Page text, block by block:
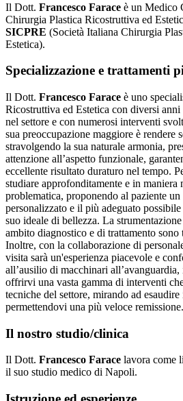
Il Dott. Francesco Farace è un Medico
Chirurgia Plastica Ricostruttiva ed
SICPRE (Società Italiana Chirurgia
Estetica).
Specializzazione e trattamenti
Il Dott. Francesco Farace è uno
Ricostruttiva ed Estetica con diversi
nel settore e con numerosi interventi
sua preoccupazione maggiore è rendere
stravolgendo la sua naturale armonia,
attenzione all’aspetto funzionale,
eccellente risultato duraturo nel tempo.
studiare approfonditamente e in maniera
problematica, proponendo al paziente
personalizzato e il più adeguato
suo ideale di bellezza. La
ambito diagnostico e di trattamento
Inoltre, con la collaborazione di
visita sarà un'esperienza piacevole e
all’ausilio di macchinari
offrirvi una vasta gamma di interventi
tecniche del settore, mirando ad
permettendovi una più veloce remissione.
Il nostro studio/clinica
Il Dott. Francesco Farace lavora come
il suo studio medico di Napoli.